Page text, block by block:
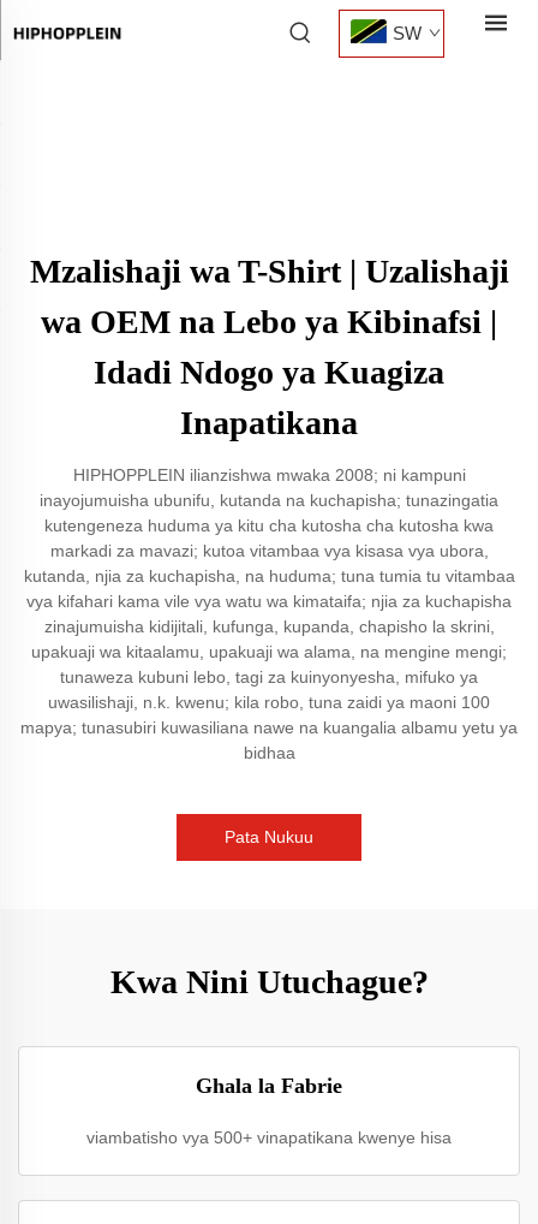
SW
Mzalishaji wa T-Shirt | Uzalishaji
wa OEM na Lebo ya Kibinafsi |
Idadi Ndogo ya Kuagiza
Inapatikana
HIPHOPPLEIN ilianzishwa mwaka 2008; ni kampuni
inayojumuisha ubunifu, kutanda na kuchapisha; tunazingatia
kutengeneza huduma ya kitu cha kutosha cha kutosha kwa
markadi za mavazi; kutoa vitambaa vya kisasa vya ubora,
kutanda, njia za kuchapisha, na huduma; tuna tumia tu vitambaa
vya kifahari kama vile vya watu wa kimataifa; njia za kuchapisha
zinajumuisha kidijitali, kufunga, kupanda, chapisho la skrini,
upakuaji wa kitaalamu, upakuaji wa alama, na mengine mengi;
tunaweza kubuni lebo, tagi za kuinyonyesha, mifuko ya
uwasilishaji, n.k. kwenu; kila robo, tuna zaidi ya maoni 100
mapya; tunasubiri kuwasiliana nawe na kuangalia albamu yetu ya
bidhaa
Pata Nukuu
Kwa Nini Utuchague?
Ghala la Fabrie
viambatisho vya 500+ vinapatikana kwenye hisa